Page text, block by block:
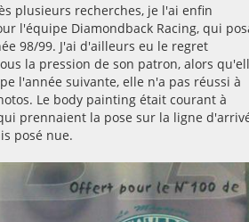
plusieurs recherches, je l'ai enfin
l'équipe Diamondback Racing, qui
98/99. J'ai d'ailleurs eu le regret
la pression de son patron, alors
l'année suivante, elle n'a pas réussi à
Le body painting était courant à
prennaient la pose sur la ligne
posé nue.